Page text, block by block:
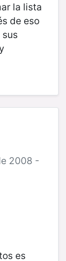
la lista
de eso
2008 -
es